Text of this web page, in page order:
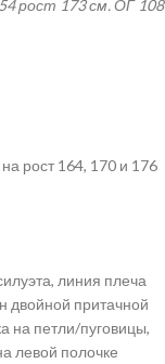
рост 173 см. ОГ 108
рост 164, 170 и 176
линия плеча
двойной притачной
на петли/пуговицы,
левой полочке